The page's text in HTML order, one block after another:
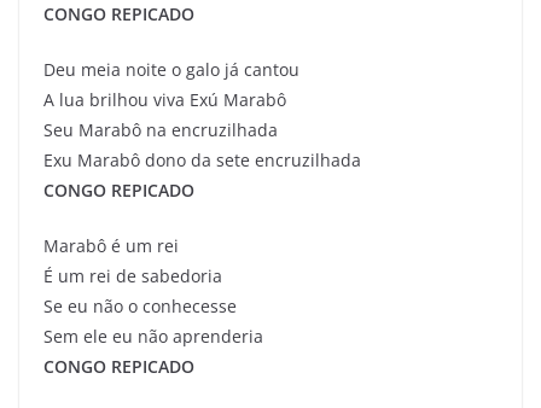
CONGO REPICADO
Deu meia noite o galo já cantou
A lua brilhou viva Exú Marabô
Seu Marabô na encruzilhada
Exu Marabô dono da sete encruzilhada
CONGO REPICADO
Marabô é um rei
É um rei de sabedoria
Se eu não o conhecesse
Sem ele eu não aprenderia
CONGO REPICADO